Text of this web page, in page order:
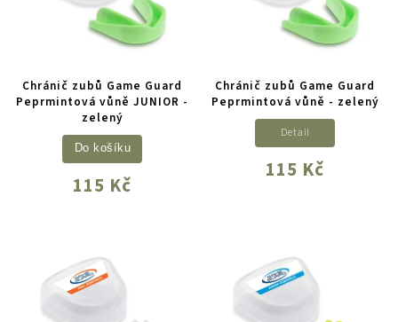
Chránič zubů Game Guard
Peprmintová vůně JUNIOR -
zelený
115 Kč
Do košíku
Chránič zubů Game Guard
Peprmintová vůně - zelený
115 Kč
Detail